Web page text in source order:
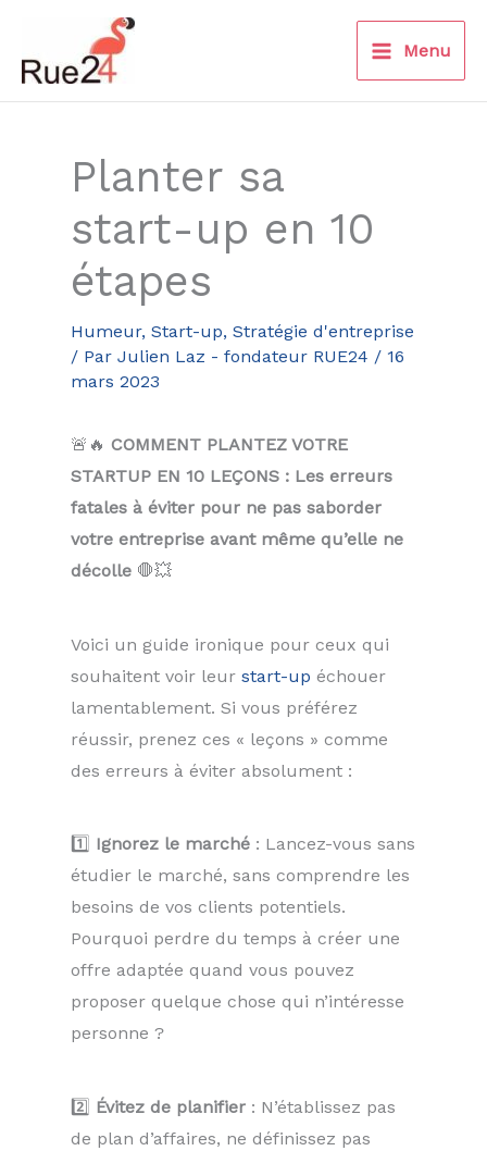
contenu
Menu
Planter sa
start-up en 10
étapes
Humeur, Start-up, Stratégie d'entreprise
/ Par Julien Laz - fondateur RUE24 / 16
mars 2023
🚨🔥 COMMENT PLANTEZ VOTRE
STARTUP EN 10 LEÇONS : Les erreurs
fatales à éviter pour ne pas saborder
votre entreprise avant même qu’elle ne
décolle 🛑💥
Voici un guide ironique pour ceux qui
souhaitent voir leur start-up échouer
lamentablement. Si vous préférez
réussir, prenez ces « leçons » comme
des erreurs à éviter absolument :
1️⃣ Ignorez le marché : Lancez-vous sans
étudier le marché, sans comprendre les
besoins de vos clients potentiels.
Pourquoi perdre du temps à créer une
offre adaptée quand vous pouvez
proposer quelque chose qui n’intéresse
personne ?
2️⃣ Évitez de planifier : N’établissez pas
de plan d’affaires, ne définissez pas